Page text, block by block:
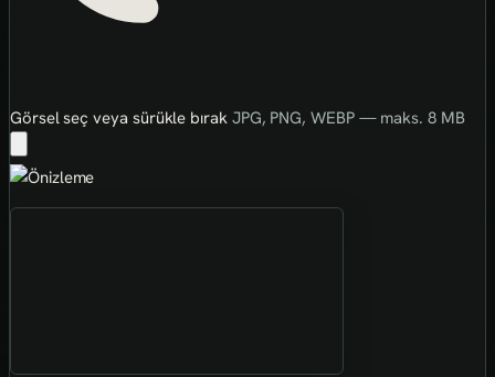
Görsel seç veya sürükle bırak JPG, PNG, WEBP — maks. 8 MB